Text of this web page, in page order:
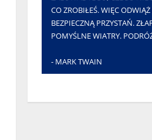
CO ZROBIŁEŚ. WIĘC
BEZPIECZNĄ PRZYSTAŃ.
POMYŚLNE WIATRY.
- MARK TWAIN